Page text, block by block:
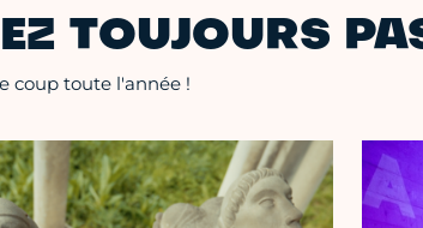
TOUJOURS
coup toute l'année !